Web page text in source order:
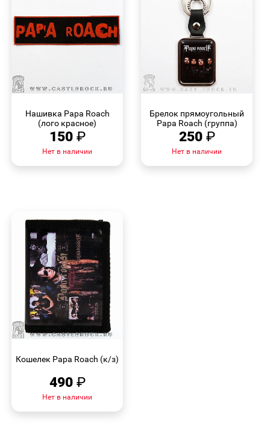
Нашивка Papa Roach
(лого красное)
150 ₽
Нет в наличии
Брелок прямоугольный
Papa Roach (группа)
250 ₽
Нет в наличии
Кошелек Papa Roach (к/з)
490 ₽
Нет в наличии